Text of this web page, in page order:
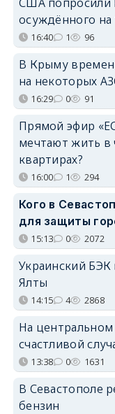
осуждённого на
16:40 1 96
В Крыму
на некоторых
16:29 0 91
Прямой эфир
мечтают жить в
квартирах?
16:00 1 294
Кого в
для защиты
15:13 0 2072
Украинский
Ялты
14:15 4 2868
На
счастливой
13:38 0 1631
В Севастополе
бензин